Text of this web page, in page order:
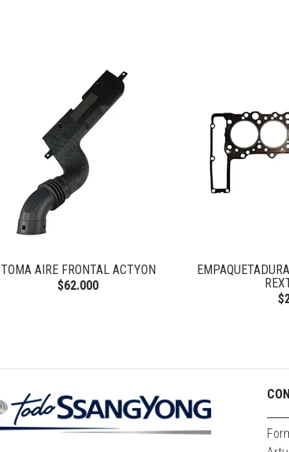
TOMA AIRE FRONTAL ACTYON
$62.000